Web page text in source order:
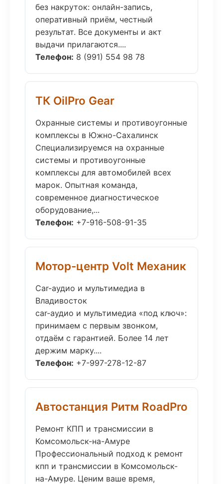
без накруток: онлайн-запись,
оперативный приём, честный
результат. Все документы и акт
выдачи прилагаются....
Телефон: 8 (991) 554 98 78
ТК OilPro Gear
Охранные системы и противоугонные
комплексы в Южно-Сахалинск
Специализируемся на охранные
системы и противоугонные
комплексы для автомобилей всех
марок. Опытная команда,
современное диагностическое
оборудование,...
Телефон: +7-916-508-91-35
Мотор-центр Volt Механик
Car-аудио и мультимедиа в
Владивосток
car-аудио и мультимедиа «под ключ»:
принимаем с первым звонком,
отдаём с гарантией. Более 14 лет
держим марку....
Телефон: +7-997-278-12-87
Автостанция Ритм RoadPro
Ремонт КПП и трансмиссии в
Комсомольск-на-Амуре
Профессиональный подход к ремонт
кпп и трансмиссии в Комсомольск-
на-Амуре. Ценим ваше время,